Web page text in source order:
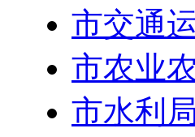
市交通
市农业
市水利局